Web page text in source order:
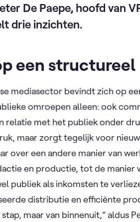
De Paepe, hoofd van
drie inzichten.
een
mediasector bevindt zich op
omroepen alleen: ook
relatie met het publiek onder
maar zorgt tegelijk voor
over een andere manier van
en productie, tot de manier
publiek als inkomsten te
distributie en efficiënte
maar van binnenuit,” aldus